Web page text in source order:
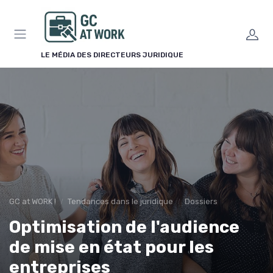
LE MÉDIA DES DIRECTEURS JURIDIQUE
GC at WORK ! Tendances dans le juridique Dossiers
Optimisation de l'audience
de mise en état pour les
entreprises